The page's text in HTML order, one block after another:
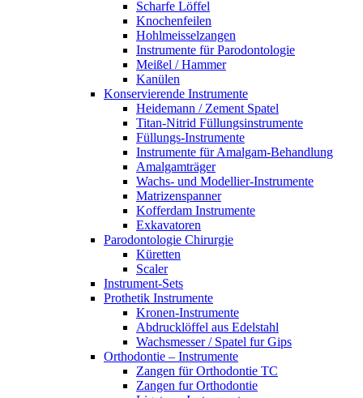
Scharfe Löffel
Knochenfeilen
Hohlmeisselzangen
Instrumente für Parodontologie
Meißel / Hammer
Kanülen
Konservierende Instrumente
Heidemann / Zement Spatel
Titan-Nitrid Füllungsinstrumente
Füllungs-Instrumente
Instrumente für Amalgam-Behandlung
Amalgamträger
Wachs- und Modellier-Instrumente
Matrizenspanner
Kofferdam Instrumente
Exkavatoren
Parodontologie Chirurgie
Küretten
Scaler
Instrument-Sets
Prothetik Instrumente
Kronen-Instrumente
Abdrucklöffel aus Edelstahl
Wachsmesser / Spatel fur Gips
Orthodontie – Instrumente
Zangen für Orthodontie TC
Zangen fur Orthodontie